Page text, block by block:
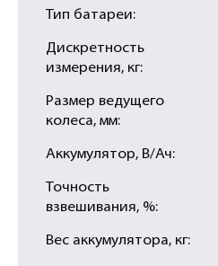
Тип батареи:
Дискретность
измерения, кг:
Размер ведущего
колеса, мм:
Аккумулятор, В/Ач:
Точность
взвешивания, %:
Вес аккумулятора, кг: